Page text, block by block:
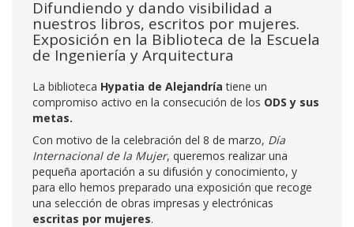
Difundiendo y dando visibilidad a
nuestros libros, escritos por mujeres.
Exposición en la Biblioteca de la Escuela
de Ingeniería y Arquitectura
La biblioteca Hypatia de Alejandría tiene un
compromiso activo en la consecución de los ODS y sus
metas.
Con motivo de la celebración del 8 de marzo, Día
Internacional de la Mujer, queremos realizar una
pequeña aportación a su difusión y conocimiento, y
para ello hemos preparado una exposición que recoge
una selección de obras impresas y electrónicas
escritas por mujeres.